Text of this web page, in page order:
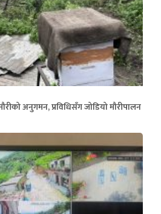
अनुगमन, प्रविधिसँग जोडियो मौरीपालन